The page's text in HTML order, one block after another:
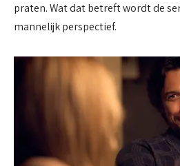
praten. Wat dat betreft wordt de
mannelijk perspectief.